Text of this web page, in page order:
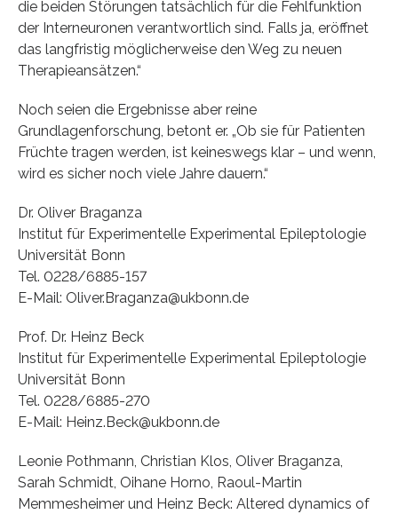
die beiden Störungen tatsächlich für die Fehlfunktion
der Interneuronen verantwortlich sind. Falls ja, eröffnet
das langfristig möglicherweise den Weg zu neuen
Therapieansätzen.“
Noch seien die Ergebnisse aber reine
Grundlagenforschung, betont er. „Ob sie für Patienten
Früchte tragen werden, ist keineswegs klar – und wenn,
wird es sicher noch viele Jahre dauern.“
Dr. Oliver Braganza
Institut für Experimentelle Experimental Epileptologie
Universität Bonn
Tel. 0228/6885-157
E-Mail: Oliver.Braganza@ukbonn.de
Prof. Dr. Heinz Beck
Institut für Experimentelle Experimental Epileptologie
Universität Bonn
Tel. 0228/6885-270
E-Mail: Heinz.Beck@ukbonn.de
Leonie Pothmann, Christian Klos, Oliver Braganza,
Sarah Schmidt, Oihane Horno, Raoul-Martin
Memmesheimer und Heinz Beck: Altered dynamics of